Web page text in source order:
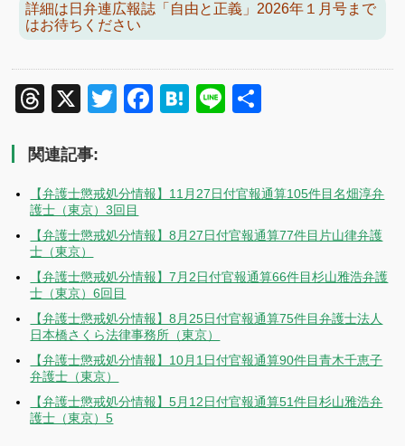
詳細は日弁連広報誌「自由と正義」2026年１月号まで
はお待ちください
Threads
X TwitterFacebook
Hatena
Line
関連記事:
【弁護士懲戒処分情報】11月27日付官報通算105件目名畑淳弁
護士（東京）3回目
【弁護士懲戒処分情報】8月27日付官報通算77件目片山律弁護
士（東京）
【弁護士懲戒処分情報】7月2日付官報通算66件目杉山雅浩弁護
士（東京）6回目
【弁護士懲戒処分情報】8月25日付官報通算75件目弁護士法人
日本橋さくら法律事務所（東京）
【弁護士懲戒処分情報】10月1日付官報通算90件目青木千恵子
弁護士（東京）
【弁護士懲戒処分情報】5月12日付官報通算51件目杉山雅浩弁
護士（東京）5